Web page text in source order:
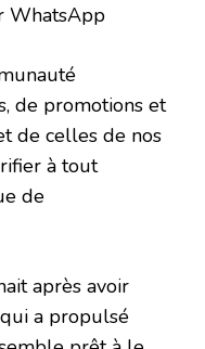
WhatsApp
de promotions et
de celles de nos
à tout
de
après avoir
a propulsé